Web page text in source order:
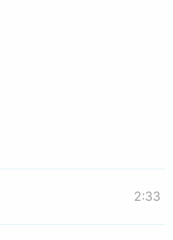
2:33